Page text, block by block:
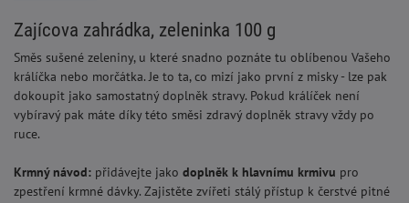
Zajícova zahrádka, zeleninka 100 g
Směs sušené zeleniny, u které snadno poznáte tu oblíbenou Vašeho
králíčka nebo morčátka. Je to ta, co mizí jako první z misky - lze pak
dokoupit jako samostatný doplněk stravy. Pokud králíček není
vybíravý pak máte díky této směsi zdravý doplněk stravy vždy po
ruce.
Krmný návod: přidávejte jako doplněk k hlavnímu krmivu pro
zpestření krmné dávky. Zajistěte zvířeti stálý přístup k čerstvé pitné